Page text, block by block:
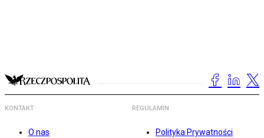
KONTAKT
O nas
REGULAMIN
Polityka Prywatności